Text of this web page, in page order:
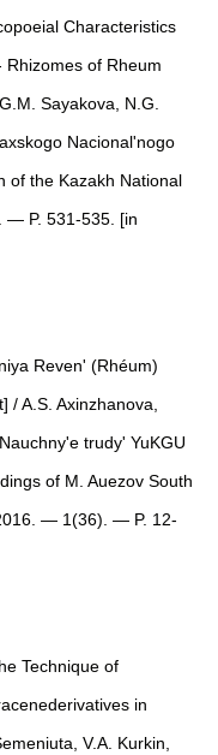
Characteristics
Rhizomes of Rheum
Sayakova, N.G.
Nacional'nogo
of the Kazakh National
— P. 531-535. [in
Reven' (Rhéum)
] / A.S. Axinzhanova,
Nauchny'e trudy' YuKGU
of M. Auezov South
— 1(36). — P. 12-
Technique of
in
V.A. Kurkin,